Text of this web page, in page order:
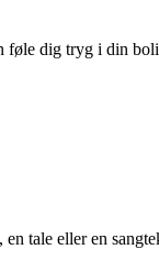
føle dig tryg i din
tale eller en